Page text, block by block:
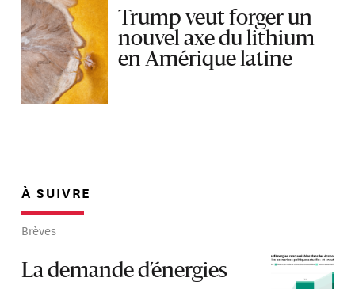
Trump veut forger un
nouvel axe du lithium
en Amérique latine
À SUIVRE
Brèves
La demande d’énergies